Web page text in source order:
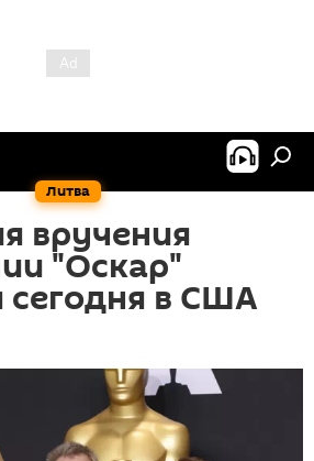
Литва
вручения
"Оскар"
сегодня в США